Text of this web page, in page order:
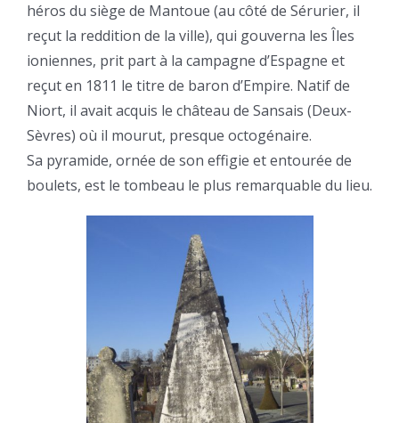
héros du siège de Mantoue (au côté de Sérurier, il
reçut la reddition de la ville), qui gouverna les Îles
ioniennes, prit part à la campagne d’Espagne et
reçut en 1811 le titre de baron d’Empire. Natif de
Niort, il avait acquis le château de Sansais (Deux-
Sèvres) où il mourut, presque octogénaire.
Sa pyramide, ornée de son effigie et entourée de
boulets, est le tombeau le plus remarquable du lieu.